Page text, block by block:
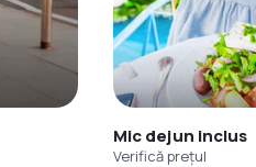
Mic dejun inclus
Verifică prețul